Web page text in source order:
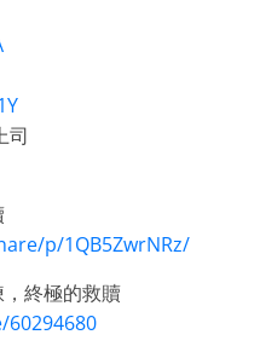
司
p/1QB5ZwrNRz/
終極的救贖